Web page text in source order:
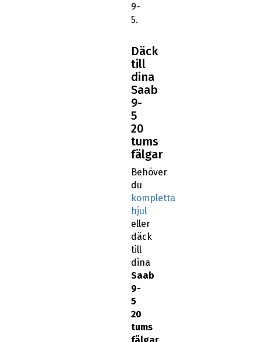
9-
5.
Däck
till
dina
Saab
9-
5
20
tums
fälgar
Behöver
du
kompletta
hjul
eller
däck
till
dina
Saab
9-
5
20
tums